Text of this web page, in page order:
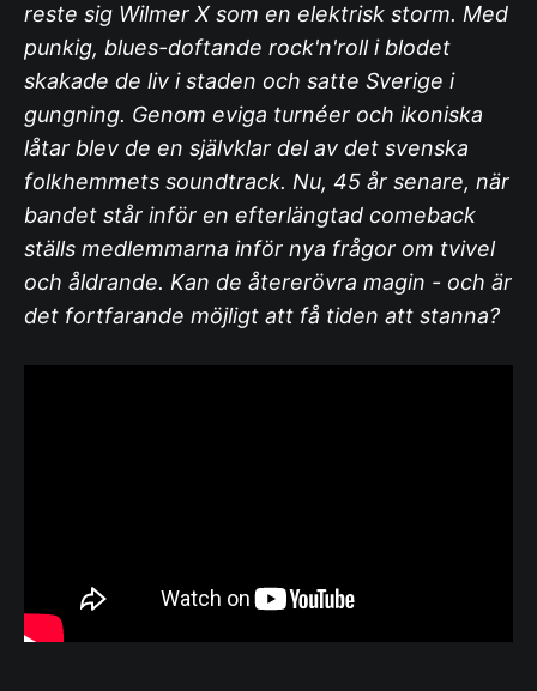
reste sig Wilmer X som en elektrisk storm. Med
punkig, blues-doftande rock'n'roll i blodet
skakade de liv i staden och satte Sverige i
gungning. Genom eviga turnéer och ikoniska
låtar blev de en självklar del av det svenska
folkhemmets soundtrack. Nu, 45 år senare, när
bandet står inför en efterlängtad comeback
ställs medlemmarna inför nya frågor om tvivel
och åldrande. Kan de återerövra magin - och är
det fortfarande möjligt att få tiden att stanna?